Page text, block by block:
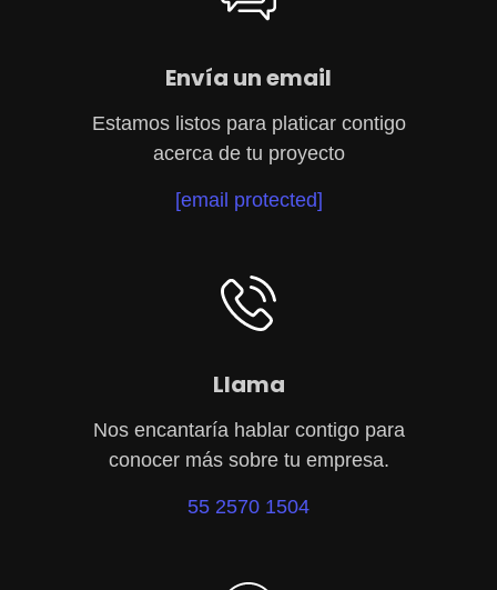
Envía un email
Estamos listos para platicar contigo
acerca de tu proyecto
[email protected]
Llama
Nos encantaría hablar contigo para
conocer más sobre tu empresa.
55 2570 1504